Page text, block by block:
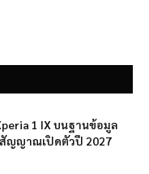
1 IX บนฐานข้อมูล
สัญญาณเปิดตัวปี 2027